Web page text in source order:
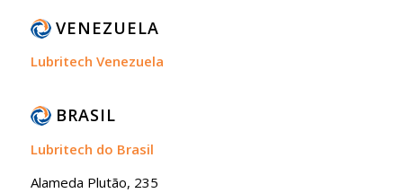
VENEZUELA
Lubritech Venezuela
BRASIL
Lubritech do Brasil
Alameda Plutão, 235